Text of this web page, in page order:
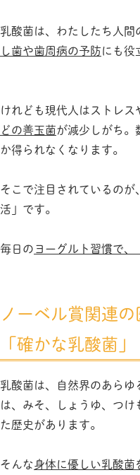
乳酸菌は、わたしたち人
し歯や歯周病の予防にも役
けれども現代人はストレス
どの善玉菌が減少しがち。
か得られなくなります。
そこで注目されているのが、
活」です。
毎日のヨーグルト習慣で、
ノーベル賞関連
「確かな乳酸菌」
乳酸菌は、自然界のあら
は、みそ、しょうゆ、つ
た歴史があります。
そんな身体に優しい乳酸